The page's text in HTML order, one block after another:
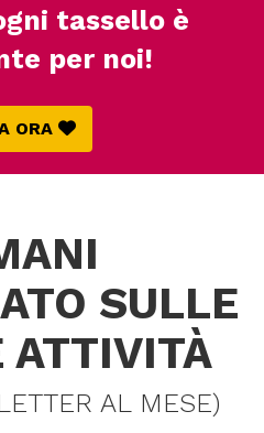
tassello è
per noi!
ORA
SULLE
ATTIVITÀ
AL MESE)